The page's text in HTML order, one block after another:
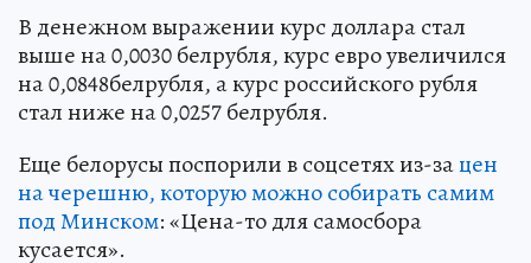
В денежном выражении курс доллара стал
выше на 0,0030 белрубля, курс евро увеличился
на 0,0848белрубля, а курс российского рубля
стал ниже на 0,0257 белрубля.
Еще белорусы поспорили в соцсетях из-зацен
на черешню, которую можно собирать самим
под Минском: «Цена-то для самосбора
кусается».